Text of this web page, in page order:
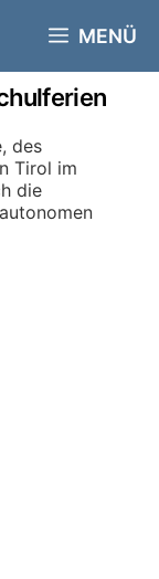
MENÜ
des
Tirol im
die